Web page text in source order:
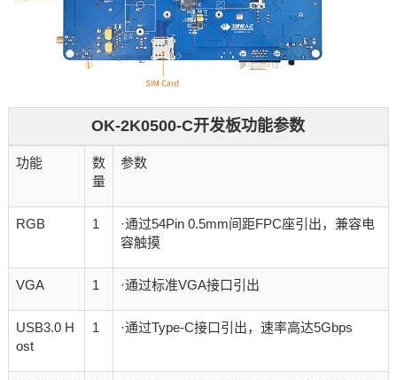
OK-2K0500-C开发板功能参数
功能
数
量
参数
RGB 1
·通过54Pin 0.5mm间距FPC座引出，兼容电
容触摸
VGA 1 ·通过标准VGA接口引出
USB3.0 H
ost
1 ·通过Type-C接口引出，速率高达5Gbps